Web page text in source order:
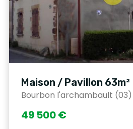
Maison / Pavillon 63m²
Bourbon l'archambault (03)
49 500 €